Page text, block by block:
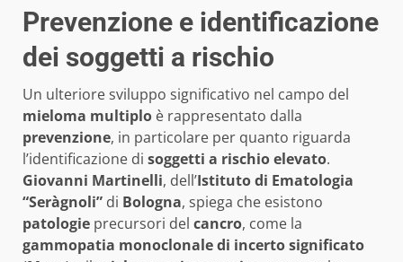
Prevenzione e identificazione
dei soggetti a rischio
Un ulteriore sviluppo significativo nel campo del
mieloma multiplo è rappresentato dalla
prevenzione, in particolare per quanto riguarda
l’identificazione di soggetti a rischio elevato.
Giovanni Martinelli, dell’Istituto di Ematologia
“Seràgnoli” di Bologna, spiega che esistono
patologie precursori del cancro, come la
gammopatia monoclonale di incerto significato